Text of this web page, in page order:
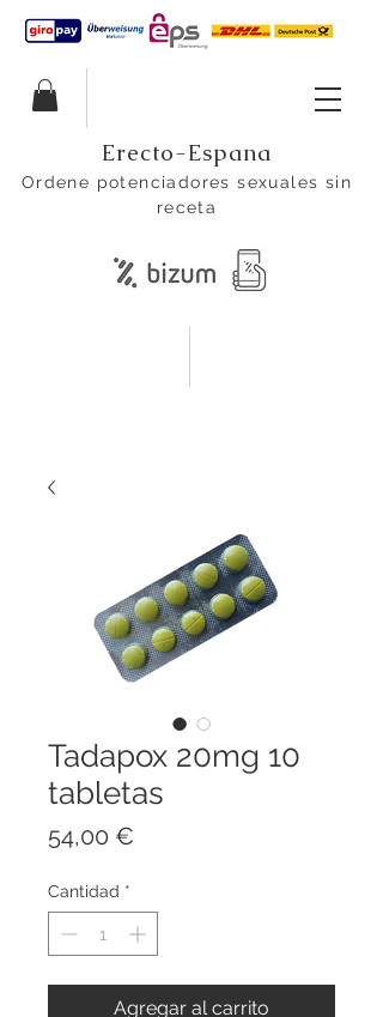
Erecto-Espana
Ordene potenciadores sexuales sin
receta
Tadapox 20mg 10
tabletas
54,00 €
Cantidad *
Agregar al carrito